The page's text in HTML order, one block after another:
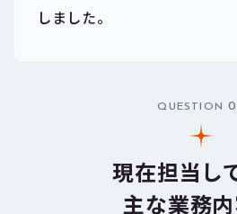
しました。
QUESTION
現在担当し
主な業務